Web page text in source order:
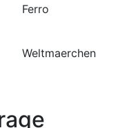
Ferro
Weltmaerchen